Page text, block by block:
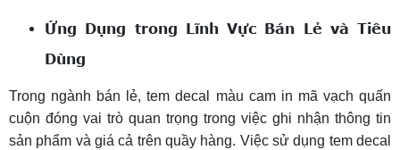
Ứng Dụng trong Lĩnh Vực Bán Lẻ và Tiêu
Dùng
Trong ngành bán lẻ, tem decal màu cam in mã vạch quấn
cuộn đóng vai trò quan trọng trong việc ghi nhận thông tin
sản phẩm và giá cả trên quầy hàng. Việc sử dụng tem decal